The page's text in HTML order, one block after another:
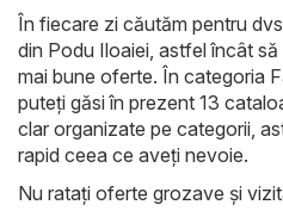
În fiecare zi căutăm pentru
din Podu Iloaiei, astfel încât
mai bune oferte. În categoria
puteți găsi în prezent 13
clar organizate pe categorii,
rapid ceea ce aveți nevoie.
Nu ratați oferte grozave și